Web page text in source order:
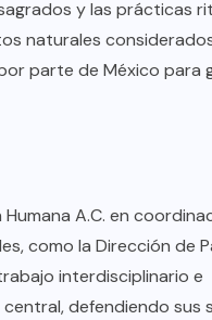
y las prácticas
naturales
parte de México para
A.C. en
como la Dirección de
interdisciplinario e
defendiendo sus